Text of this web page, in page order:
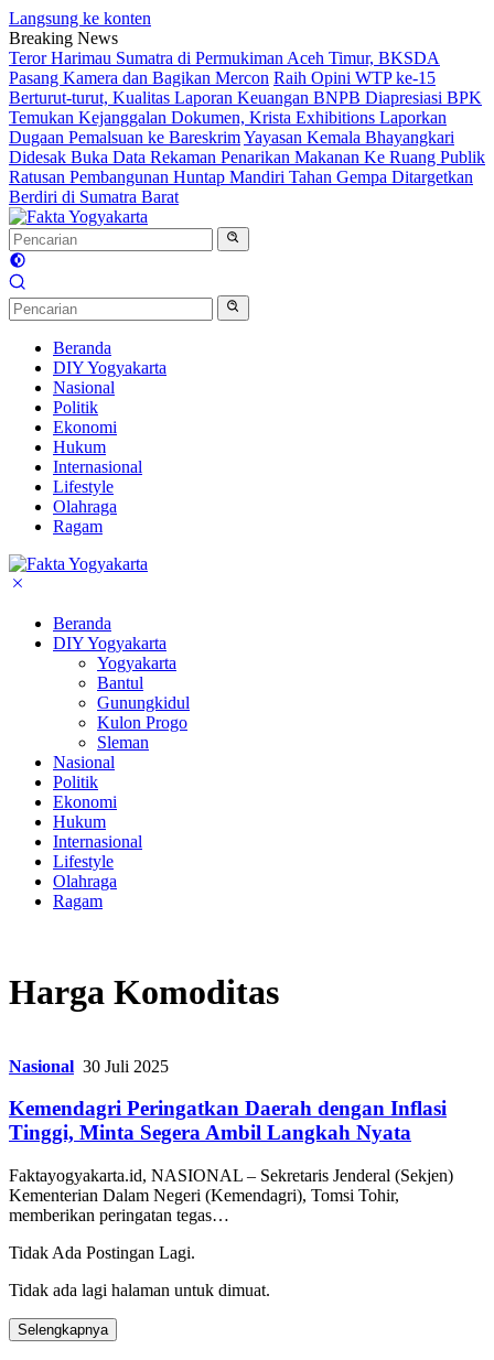
Langsung ke konten
Breaking News
Teror Harimau Sumatra di Permukiman Aceh Timur, BKSDA
Pasang Kamera dan Bagikan Mercon Raih Opini WTP ke-15
Berturut-turut, Kualitas Laporan Keuangan BNPB Diapresiasi BPK
Temukan Kejanggalan Dokumen, Krista Exhibitions Laporkan
Dugaan Pemalsuan ke BareskrimYayasan Kemala Bhayangkari
Didesak Buka Data Rekaman Penarikan Makanan Ke Ruang Publik
Ratusan Pembangunan Huntap Mandiri Tahan Gempa Ditargetkan
Berdiri di Sumatra Barat
Beranda
DIY Yogyakarta
Nasional
Politik
Ekonomi
Hukum
Internasional
Lifestyle
Olahraga
Ragam
Beranda
DIY Yogyakarta
Yogyakarta
Bantul
Gunungkidul
Kulon Progo
Sleman
Nasional
Politik
Ekonomi
Hukum
Internasional
Lifestyle
Olahraga
Ragam
Harga Komoditas
Nasional 30 Juli 2025
Kemendagri Peringatkan Daerah dengan Inflasi
Tinggi, Minta Segera Ambil Langkah Nyata
Faktayogyakarta.id, NASIONAL – Sekretaris Jenderal (Sekjen)
Kementerian Dalam Negeri (Kemendagri), Tomsi Tohir,
memberikan peringatan tegas…
Tidak Ada Postingan Lagi.
Tidak ada lagi halaman untuk dimuat.
Selengkapnya